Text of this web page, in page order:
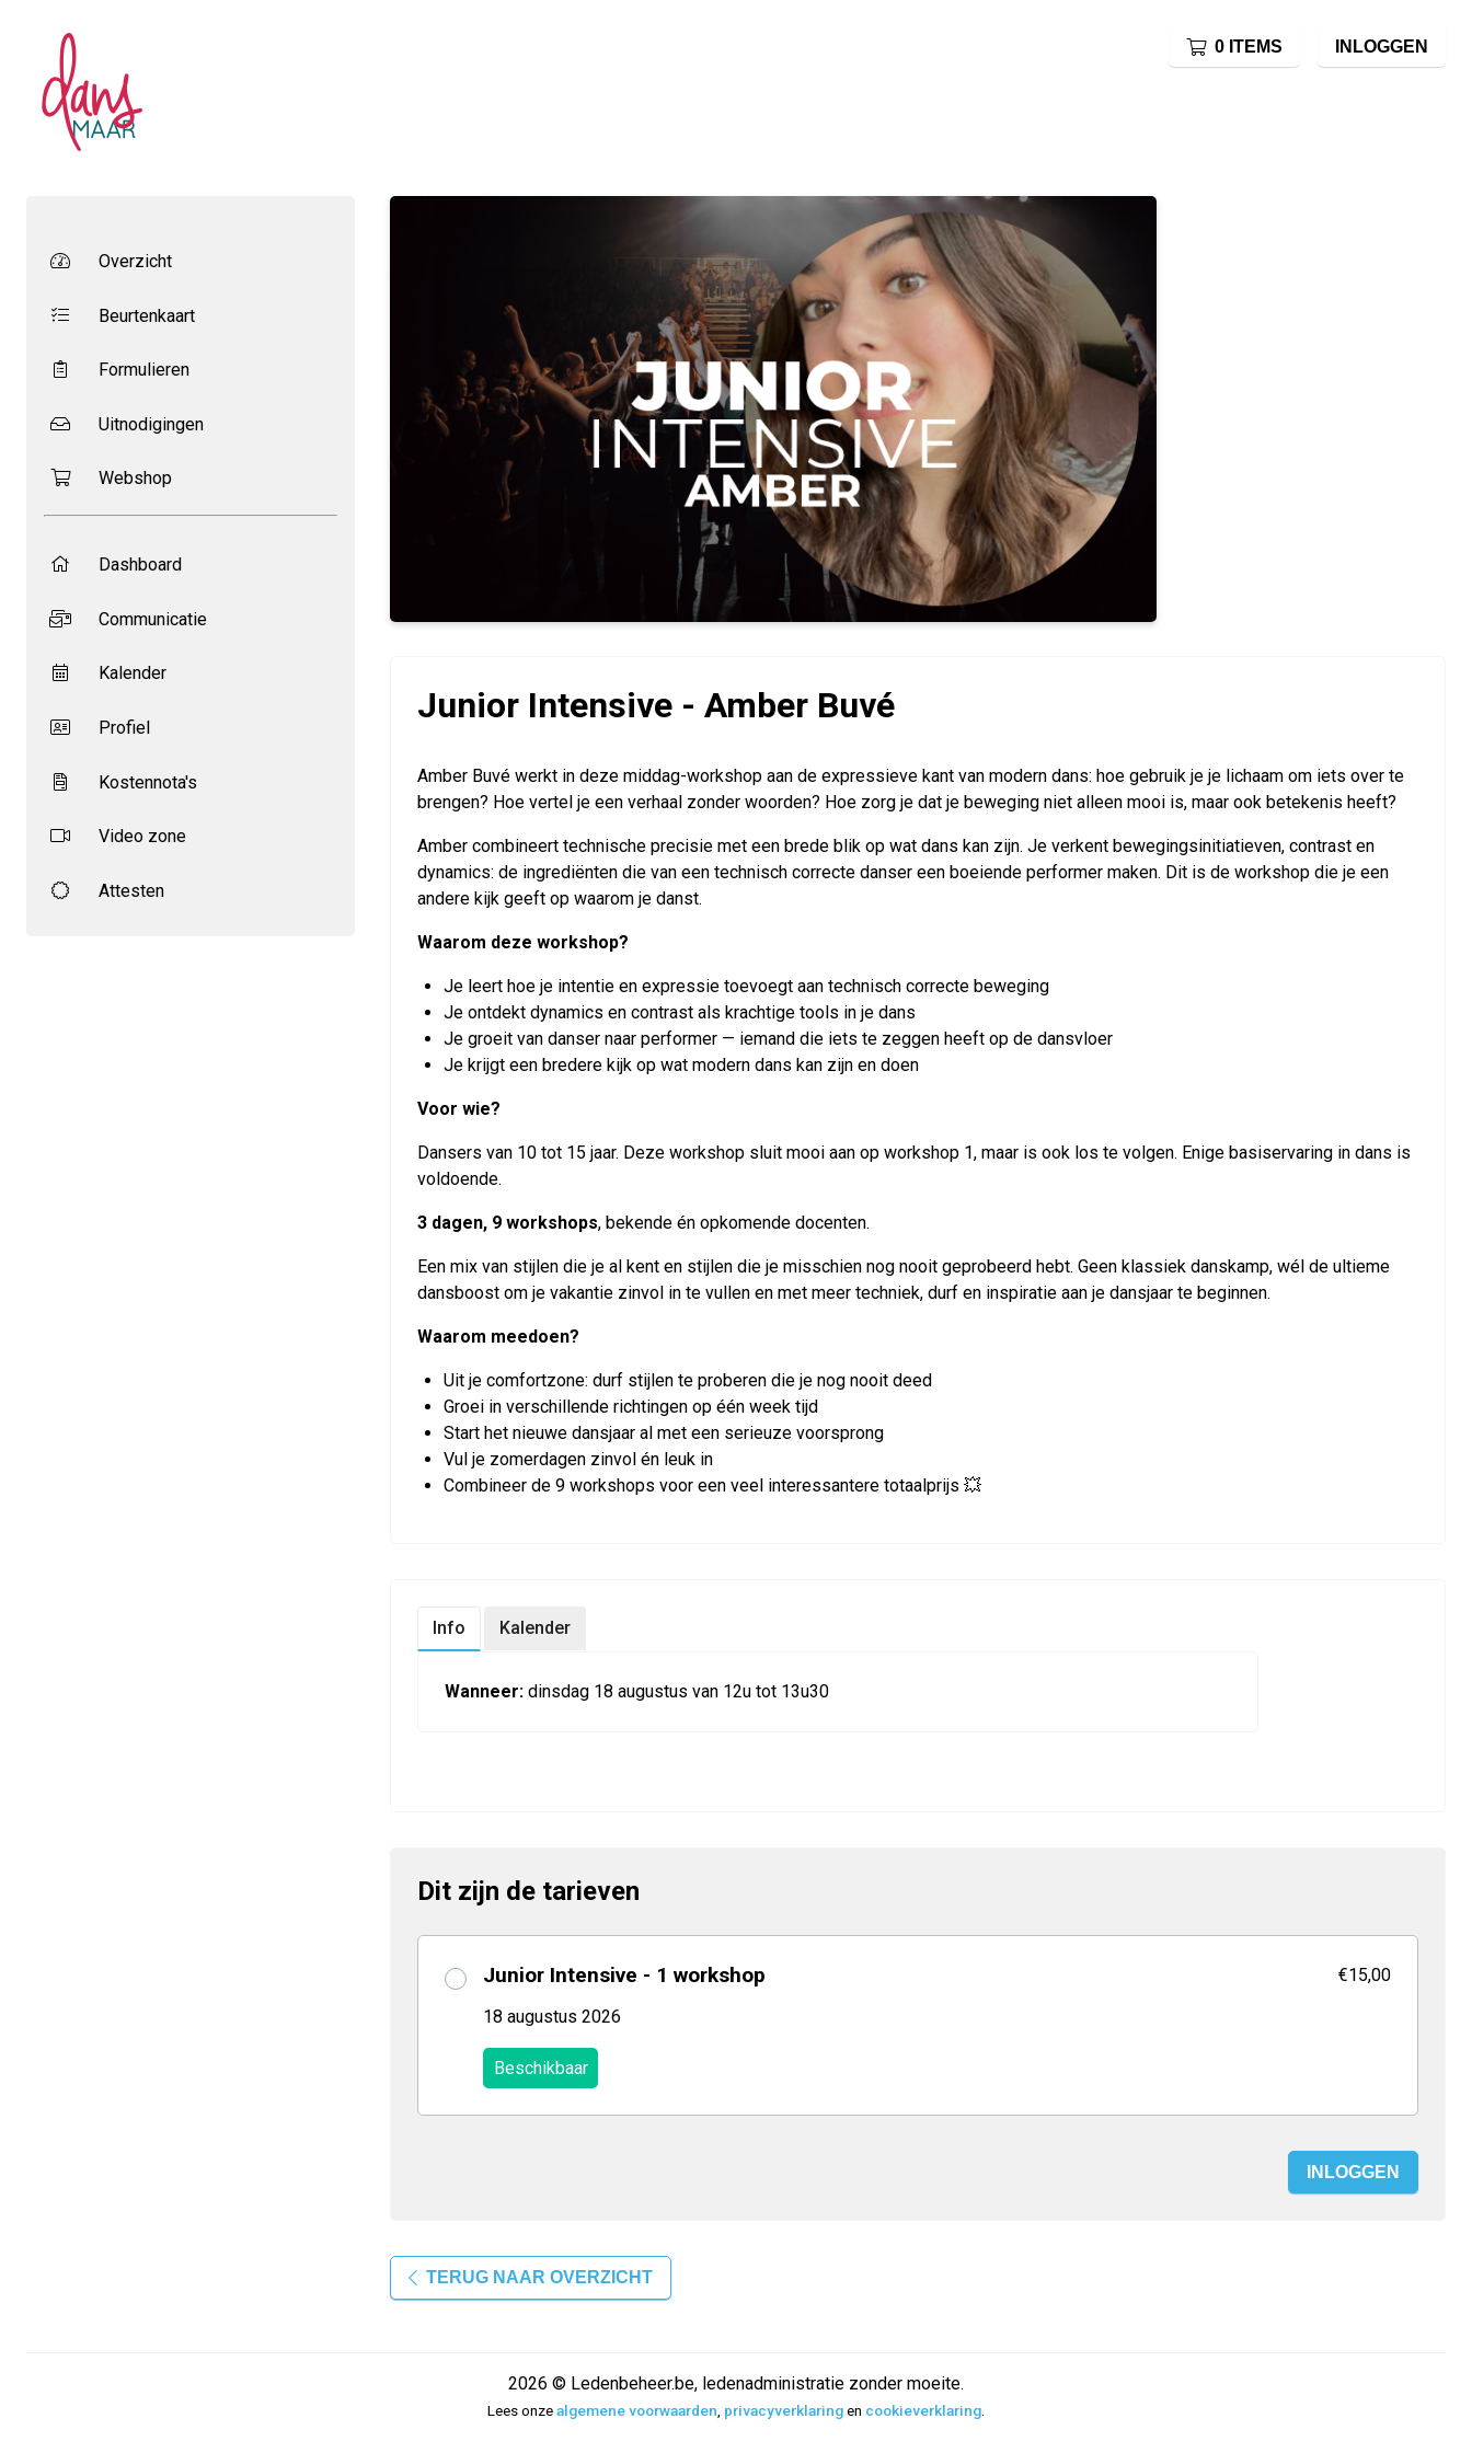
0 ITEMS INLOGGEN
Overzicht
Beurtenkaart
Formulieren
Uitnodigingen
Webshop
Dashboard
Communicatie
Kalender
Profiel
Kostennota's
Video zone
Attesten
Junior Intensive - Amber Buvé
Amber Buvé werkt in deze middag-workshop aan de expressieve kant van modern dans: hoe gebruik je je lichaam om iets over te
brengen? Hoe vertel je een verhaal zonder woorden? Hoe zorg je dat je beweging niet alleen mooi is, maar ook betekenis heeft?
Amber combineert technische precisie met een brede blik op wat dans kan zijn. Je verkent bewegingsinitiatieven, contrast en
dynamics: de ingrediënten die van een technisch correcte danser een boeiende performer maken. Dit is de workshop die je een
andere kijk geeft op waarom je danst.
Waarom deze workshop?
Je leert hoe je intentie en expressie toevoegt aan technisch correcte beweging
Je ontdekt dynamics en contrast als krachtige tools in je dans
Je groeit van danser naar performer — iemand die iets te zeggen heeft op de dansvloer
Je krijgt een bredere kijk op wat modern dans kan zijn en doen
Voor wie?
Dansers van 10 tot 15 jaar. Deze workshop sluit mooi aan op workshop 1, maar is ook los te volgen. Enige basiservaring in dans is
voldoende.
3 dagen, 9 workshops, bekende én opkomende docenten.
Een mix van stijlen die je al kent en stijlen die je misschien nog nooit geprobeerd hebt. Geen klassiek danskamp, wél de ultieme
dansboost om je vakantie zinvol in te vullen en met meer techniek, durf en inspiratie aan je dansjaar te beginnen.
Waarom meedoen?
Uit je comfortzone: durf stijlen te proberen die je nog nooit deed
Groei in verschillende richtingen op één week tijd
Start het nieuwe dansjaar al met een serieuze voorsprong
Vul je zomerdagen zinvol én leuk in
Combineer de 9 workshops voor een veel interessantere totaalprijs 💥
Info Kalender
Wanneer: dinsdag 18 augustus van 12u tot 13u30
Dit zijn de tarieven
Junior Intensive - 1 workshop
18 augustus 2026
Beschikbaar
€15,00
INLOGGEN
TERUG NAAR OVERZICHT
2026 © Ledenbeheer.be, ledenadministratie zonder moeite.
Lees onzealgemene voorwaarden privacyverklaringen cookieverklaring